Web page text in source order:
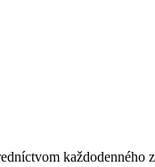
každodenného